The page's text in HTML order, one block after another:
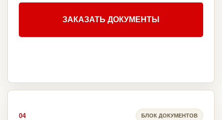
ЗАКАЗАТЬ ДОКУМЕНТЫ
04 БЛОК ДОКУМЕНТОВ